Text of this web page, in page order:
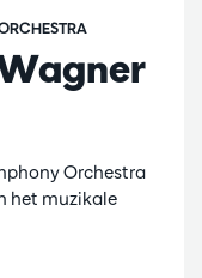
Orchestra
het muzikale